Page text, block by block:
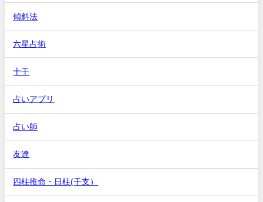
傾斜法
六星占術
十干
占いアプリ
占い師
友達
四柱推命・日柱(干支）